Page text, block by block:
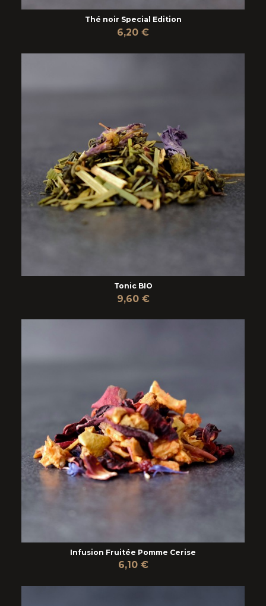
Thé noir Special Edition
6,20 €
Tonic BIO
9,60 €
Infusion Fruitée Pomme Cerise
6,10 €